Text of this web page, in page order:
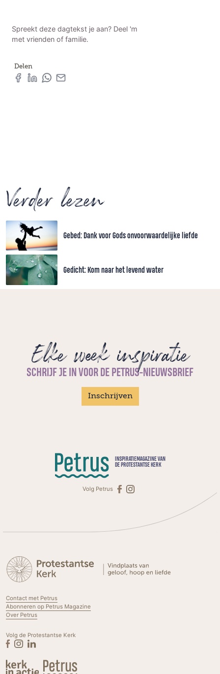
Spreekt deze dagtekst je aan? Deel 'm
met vrienden of familie.
Delen
Verder lezen
Gebed: Dank voor Gods onvoorwaardelijke liefde
Gedicht: Kom naar het levend water
Elke week inspiratie
SCHRIJF JE IN VOOR DE PETRUS-NIEUWSBRIEF
Inschrijven
INSPIRATIEMAGAZINE VAN
DE PROTESTANTSE KERK
Volg Petrus
Contact met Petrus
Abonneren op Petrus Magazine
Over Petrus
Volg de Protestantse Kerk